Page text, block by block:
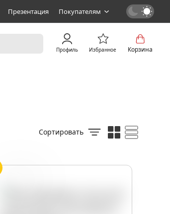
Презентация Покупателям
Профиль Избранное Корзина
Сортировать